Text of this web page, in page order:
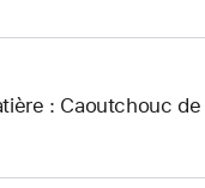
: Caoutchouc